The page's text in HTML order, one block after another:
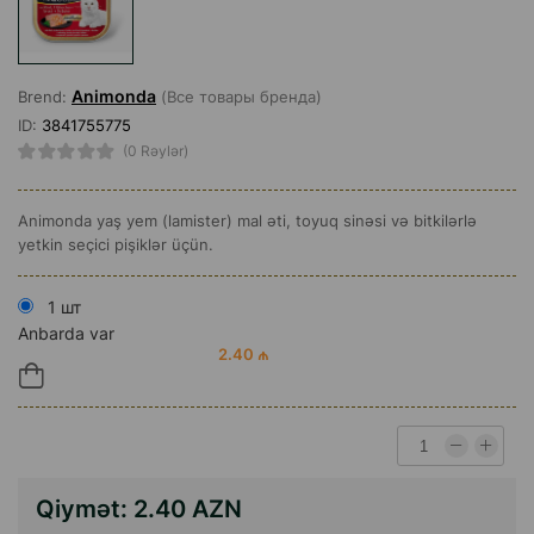
Brend: Animonda (Все товары бренда)
ID: 3841755775
(0 Rəylər)
Animonda yaş yem (lamister) mal əti, toyuq sinəsi və bitkilərlə
yetkin seçici pişiklər üçün.
1 шт
Anbarda var
2.40 ₼
Qiymət: 2.40 AZN